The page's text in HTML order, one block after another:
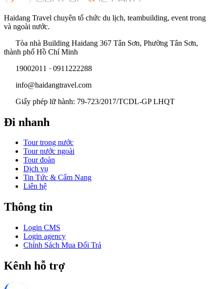
Haidang Travel chuyên tổ chức du lịch, teambuilding, event trong
và ngoài nước.
Tòa nhà Building Haidang 367 Tân Sơn, Phường Tân Sơn,
thành phố Hồ Chí Minh
19002011 · 0911222288
info@haidangtravel.com
Giấy phép lữ hành: 79-723/2017/TCDL-GP LHQT
Đi nhanh
Tour trong nước
Tour nước ngoài
Tour đoàn
Dịch vụ
Tin Tức & Cẩm Nang
Liên hệ
Thông tin
Login CMS
Login agency
Chính Sách Mua Đổi Trả
Kênh hỗ trợ